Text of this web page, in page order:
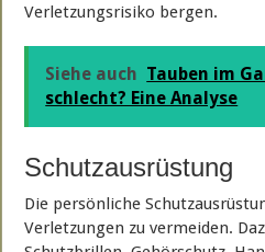
Verletzungsrisiko bergen.
Siehe auch Tauben im
schlecht? Eine Analyse
Schutzausrüstung
Die persönliche
Verletzungen zu vermeiden.